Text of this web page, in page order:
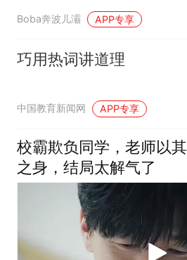
绝不缺席！
Boba奔波儿灞 APP专享
巧用热词讲道理
中国教育新闻网 APP专享
校霸欺负同学，老师以
之身，结局太解气了